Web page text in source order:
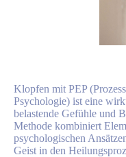
Klopfen mit PEP
Psychologie) ist eine
belastende Gefühle und
Methode kombiniert
psychologischen
Geist in den